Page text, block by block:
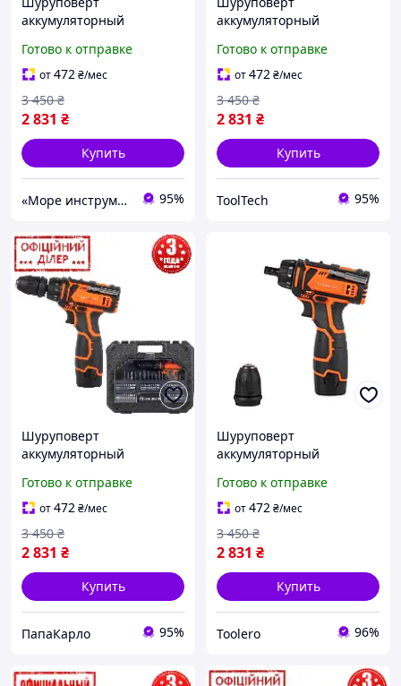
аккумуляторный
BS KIT(12 В, 2 А/ч,
двухскоростной)
Готово к отправке
от472₴/мес
2 831 ₴
3 450 ₴
Купить
«Море инструментов» 95%
аккумуляторный
BS KIT(12 В, 2 А/ч,
двухскоростной)
Готово к отправке
от472₴/мес
2 831 ₴
3 450 ₴
Купить
ToolTech 95%
Шуруповерт
аккумуляторный
BS KIT(12 В, 2 А/ч,
двухскоростной)
Готово к отправке
от472₴/мес
2 831 ₴
3 450 ₴
Купить
ПапаКарло 95%
Шуруповерт
аккумуляторный
BS KIT(12 В, 2 А/ч,
двухскоростной)
Готово к отправке
от472₴/мес
2 831 ₴
3 450 ₴
Купить
Toolero 96%